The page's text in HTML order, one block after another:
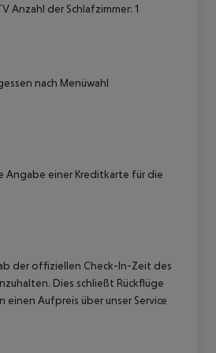
Anzahl der Schlafzimmer: 1
nach Menüwahl
Angabe einer Kreditkarte für die
der offiziellen Check-In-Zeit des
Dies schließt Rückflüge
Aufpreis über unser Service